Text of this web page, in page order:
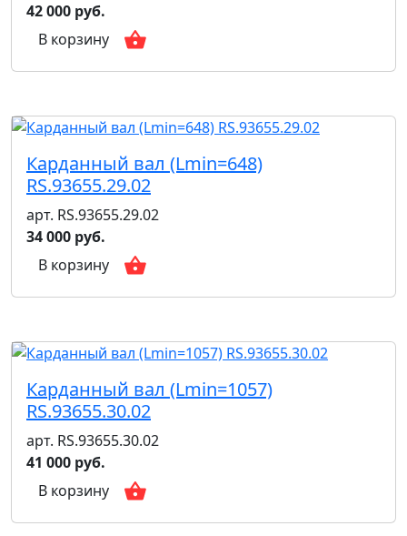
42 000 руб.
В корзину
Карданный вал (Lmin=648)
RS.93655.29.02
арт. RS.93655.29.02
34 000 руб.
В корзину
Карданный вал (Lmin=1057)
RS.93655.30.02
арт. RS.93655.30.02
41 000 руб.
В корзину